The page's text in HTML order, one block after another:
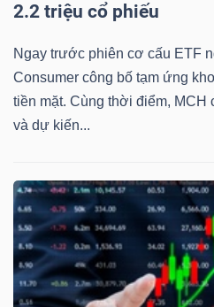
2.2 triệu cổ phiếu
Ngay trước phiên cơ cấu ETF
Consumer công bố tạm ứng
tiền mặt. Cùng thời điểm,
và dự kiến...